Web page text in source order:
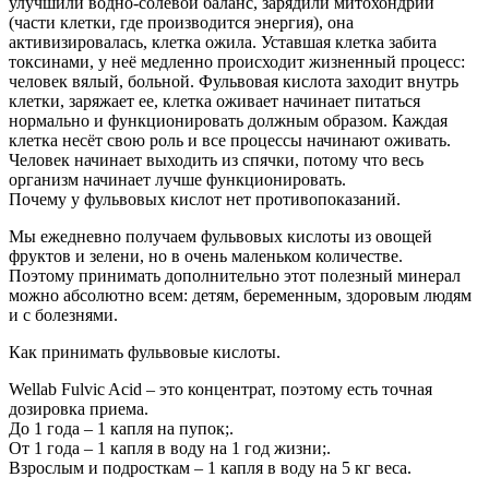
(части клетки, где производится энергия), она
активизировалась, клетка ожила. Уставшая клетка забита
токсинами, у неё медленно происходит жизненный процесс:
человек вялый, больной. Фульвовая кислота заходит внутрь
клетки, заряжает ее, клетка оживает начинает питаться
нормально и функционировать должным образом. Каждая
клетка несёт свою роль и все процессы начинают оживать.
Человек начинает выходить из спячки, потому что весь
организм начинает лучше функционировать.
Почему у фульвовых кислот нет противопоказаний.
Мы ежедневно получаем фульвовых кислоты из овощей
фруктов и зелени, но в очень маленьком количестве.
Поэтому принимать дополнительно этот полезный минерал
можно абсолютно всем: детям, беременным, здоровым людям
и с болезнями.
Как принимать фульвовые кислоты.
Wellab Fulvic Acid – это концентрат, поэтому есть точная
дозировка приема.
До 1 года – 1 капля на пупок;.
От 1 года – 1 капля в воду на 1 год жизни;.
Взрослым и подросткам – 1 капля в воду на 5 кг веса.